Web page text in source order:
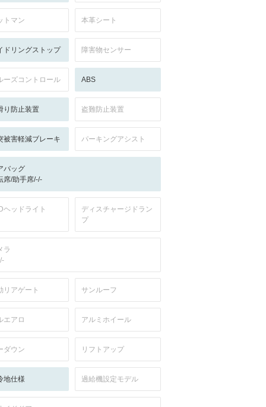
トマン 本革シート
ドリングストップ 障害物センサー
ーズコントロール ABS
り防止装置 盗難防止装置
被害軽減ブレーキ パーキングアシスト
バッグ
席/助手席/-/-
ヘッドライト
ディスチャージドラン
プ
ラ
リアゲート サンルーフ
エアロ アルミホイール
ダウン リフトアップ
地仕様 過給機設定モデル